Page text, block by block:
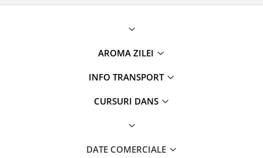
AROMA ZILEI
INFO TRANSPORT
CURSURI DANS
DATE COMERCIALE